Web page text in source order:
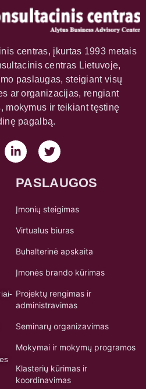
centras, įkurtas 1993 metais
centras Lietuvoje,
paslaugas, steigiant visų
ar organizacijas, rengiant
mokymus ir teikiant tęstinę
pagalbą.
PASLAUGOS
Įmonių steigimas
Virtualus biuras
Buhalterinė apskaita
Įmonės brando kūrimas
Projektų rengimas ir
administravimas
Seminarų organizavimas
Mokymai ir mokymų programos
Klasterių kūrimas ir
koordinavimas